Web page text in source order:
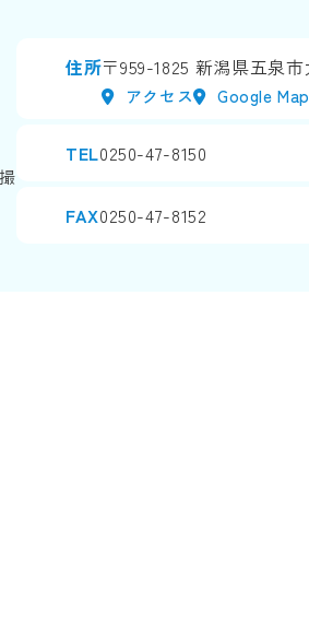
住所〒959-1825 新潟県五泉市
アクセス Google Map
TEL0250-47-8150
FAX0250-47-8152